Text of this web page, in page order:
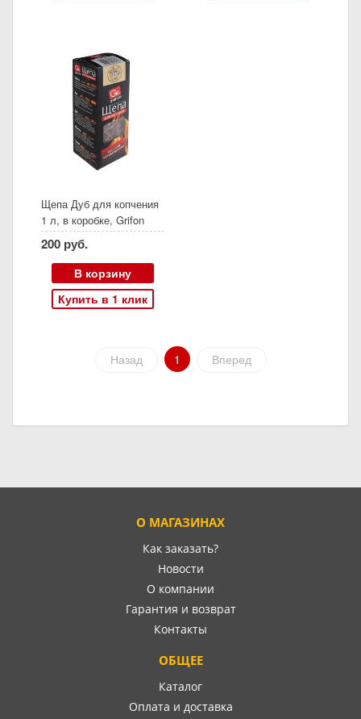
Щепа Дуб для копчения
1 л, в коробке, Grifon
(600-302)
200 руб.
В корзину
Купить в 1 клик
Назад 1 Вперед
О МАГАЗИНАХ
Как заказать?
Новости
О компании
Гарантия и возврат
Контакты
ОБЩЕЕ
Каталог
Оплата и доставка